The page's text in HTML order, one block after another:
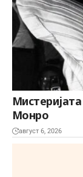
Монро
август 6, 2026